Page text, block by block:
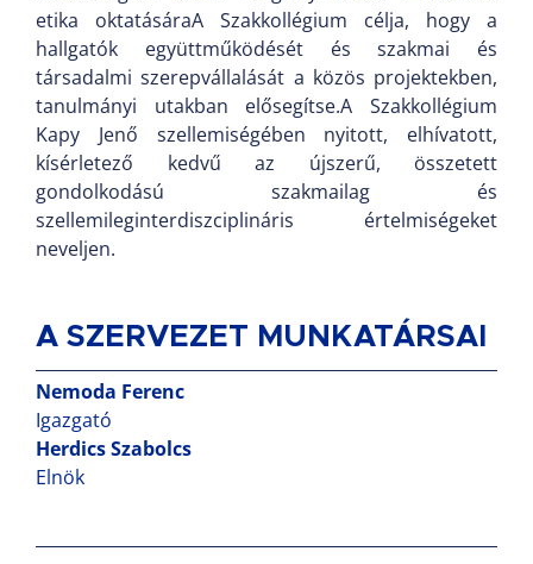
etika oktatásáraA Szakkollégium célja, hogy a
hallgatók együttműködését és szakmai és
társadalmi szerepvállalását a közös projektekben,
tanulmányi utakban elősegítse.A Szakkollégium
Kapy Jenő szellemiségében nyitott, elhívatott,
kísérletező kedvű az újszerű, összetett
gondolkodású szakmailag és
szellemileginterdiszciplináris értelmiségeket
neveljen.
A SZERVEZET MUNKATÁRSAI
Nemoda Ferenc
Igazgató
Herdics Szabolcs
Elnök